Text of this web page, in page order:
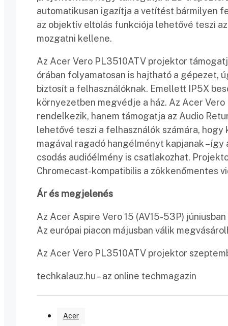
automatikusan igazítja a vetítést bármilyen
az objektív eltolás funkciója lehetővé teszi
mozgatni kellene.
Az Acer Vero PL3510ATV projektor
órában folyamatosan is hajtható a gépezet,
biztosít a felhasználóknak. Emellett IP5X
környezetben megvédje a ház. Az Acer
rendelkezik, hanem támogatja az Audio
lehetővé teszi a felhasználók számára,
magával ragadó hangélményt kapjanak –
csodás audióélmény is csatlakozhat.
Chromecast-kompatibilis a zökkenőmentes
Ár és megjelenés
Az Acer Aspire Vero 15 (AV15-53P)
Az európai piacon májusban válik
Az Acer Vero PL3510ATV projektor
techkalauz.hu – az online techmagazin
Acer